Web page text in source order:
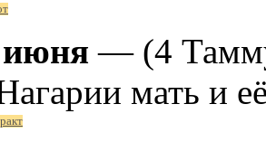
июня — (4
мать и